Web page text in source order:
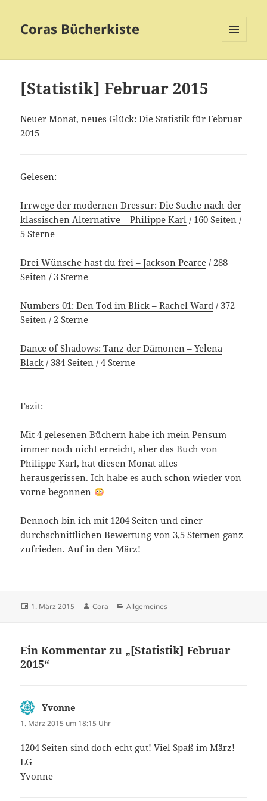
Coras Bücherkiste
[Statistik] Februar 2015
Neuer Monat, neues Glück: Die Statistik für Februar
2015
Gelesen:
Irrwege der modernen Dressur: Die Suche nach der
klassischen Alternative – Philippe Karl / 160 Seiten /
5 Sterne
Drei Wünsche hast du frei – Jackson Pearce / 288
Seiten / 3 Sterne
Numbers 01: Den Tod im Blick – Rachel Ward / 372
Seiten / 2 Sterne
Dance of Shadows: Tanz der Dämonen – Yelena
Black / 384 Seiten / 4 Sterne
Fazit:
Mit 4 gelesenen Büchern habe ich mein Pensum
immer noch nicht erreicht, aber das Buch von
Philippe Karl, hat diesen Monat alles
herausgerissen. Ich habe es auch schon wieder von
vorne begonnen
Dennoch bin ich mit 1204 Seiten und einer
durchschnittlichen Bewertung von 3,5 Sternen ganz
zufrieden. Auf in den März!
Veröffentlicht
1. März 2015 Autor
Cora Kategorien
Allgemeines
Ein Kommentar zu „[Statistik] Februar
2015“
Yvonne
1. März 2015 um 18:15 Uhr
1204 Seiten sind doch echt gut! Viel Spaß im März!
LG
Yvonne